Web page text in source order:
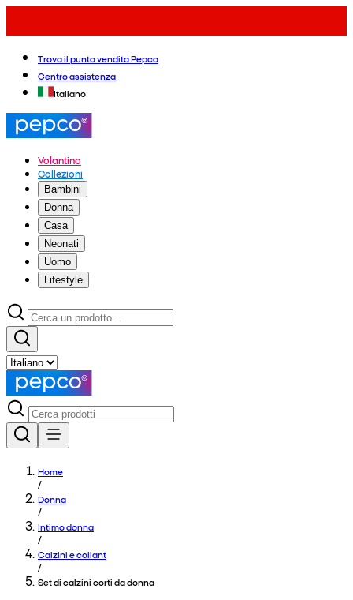
Trova il punto vendita Pepco
Centro assistenza
Italiano
Volantino
Collezioni
Bambini
Donna
Casa
Neonati
Uomo
Lifestyle
Home
/
Donna
/
Intimo donna
/
Calzini e collant
/
Set di calzini corti da donna